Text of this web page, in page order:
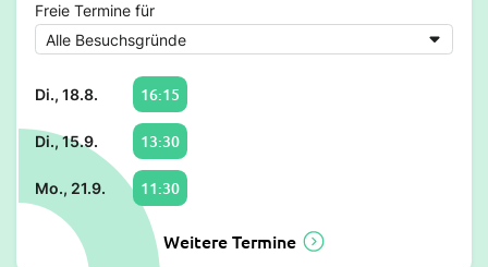
Freie Termine für
Di., 18.8. 16:15
Di., 15.9. 13:30
Mo., 21.9. 11:30
Weitere Termine